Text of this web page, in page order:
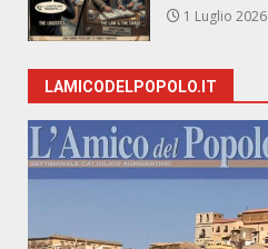
1 Luglio 2026
LAMICODELPOPOLO.IT